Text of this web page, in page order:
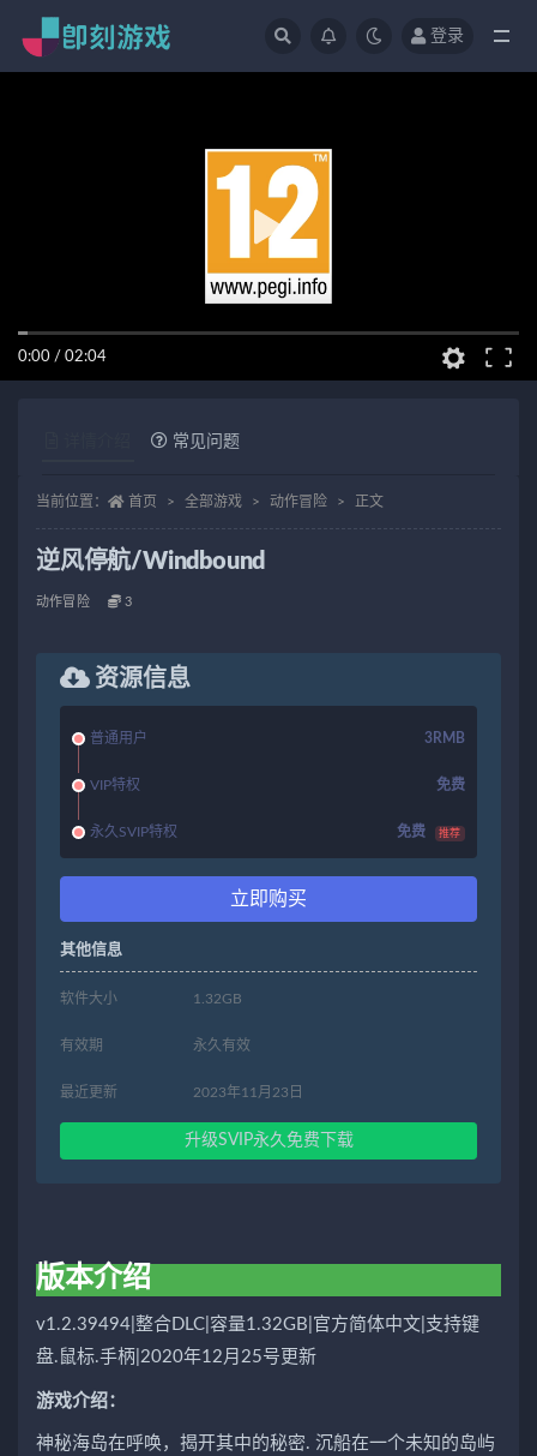
登录
0:00 / 02:04
常见问题
当前位置： 首页 全部游戏 动作冒险 正文
逆风停航/Windbound
动作冒险 3
资源信息
普通用户 3RMB
VIP特权 免费
永久SVIP特权 免费 推荐
立即购买
其他信息
软件大小 1.32GB
有效期 永久有效
最近更新 2023年11月23日
升级SVIP永久免费下载
版本介绍
v1.2.39494|整合DLC|容量1.32GB|官方简体中文|支持键
盘.鼠标.手柄|2020年12月25号更新
游戏介绍：
神秘海岛在呼唤，揭开其中的秘密. 沉船在一个未知的岛屿